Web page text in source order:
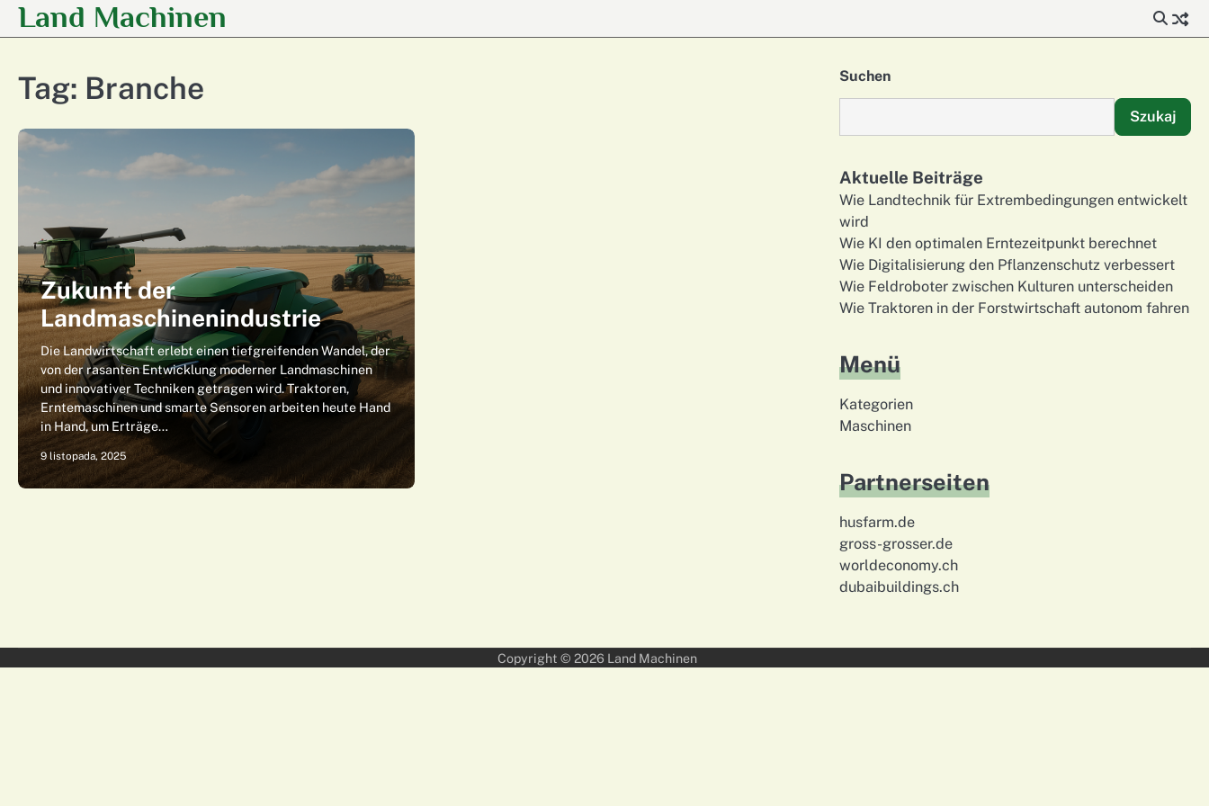
SkipLand Machinen
Tag: Branche
Zukunft der
Landmaschinenindustrie
Die Landwirtschaft erlebt einen tiefgreifenden Wandel, der
von der rasanten Entwicklung moderner Landmaschinen
und innovativer Techniken getragen wird. Traktoren,
Erntemaschinen und smarte Sensoren arbeiten heute Hand
in Hand, um Erträge…
9 listopada, 2025
Suchen
Szukaj
Aktuelle Beiträge
Wie Landtechnik für Extrembedingungen entwickelt
wird
Wie KI den optimalen Erntezeitpunkt berechnet
Wie Digitalisierung den Pflanzenschutz verbessert
Wie Feldroboter zwischen Kulturen unterscheiden
Wie Traktoren in der Forstwirtschaft autonom fahren
Menü
Kategorien
Maschinen
Partnerseiten
husfarm.de
gross-grosser.de
worldeconomy.ch
dubaibuildings.ch
Copyright © 2026 Land Machinen